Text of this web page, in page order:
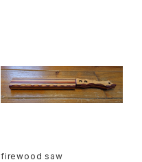
firewood saw